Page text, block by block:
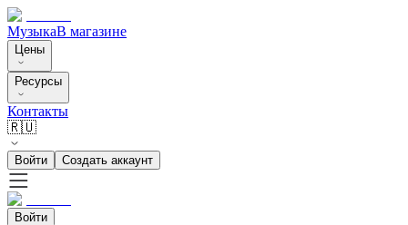
МузыкаВ магазине
Цены
Ресурсы
Контакты
🇷🇺
Войти Создать аккаунт
Войти